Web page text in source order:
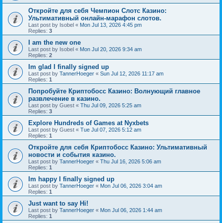
Откройте для себя Чемпион Слотс Казино:
Ультимативный онлайн-марафон слотов.
Last post by Isobel « Mon Jul 13, 2026 4:45 pm
Replies: 3
I am the new one
Last post by Isobel « Mon Jul 20, 2026 9:34 am
Replies: 2
Im glad I finally signed up
Last post by TannerHoeger « Sun Jul 12, 2026 11:17 am
Replies: 1
Попробуйте Криптобосс Казино: Волнующий главное
развлечение в казино.
Last post by Guest « Thu Jul 09, 2026 5:25 am
Replies: 3
Explore Hundreds of Games at Nyxbets
Last post by Guest « Tue Jul 07, 2026 5:12 am
Replies: 1
Откройте для себя Криптобосс Казино: Ультимативный
новости и события казино.
Last post by TannerHoeger « Thu Jul 16, 2026 5:06 am
Replies: 1
Im happy I finally signed up
Last post by TannerHoeger « Mon Jul 06, 2026 3:04 am
Replies: 1
Just want to say Hi!
Last post by TannerHoeger « Mon Jul 06, 2026 1:44 am
Replies: 1